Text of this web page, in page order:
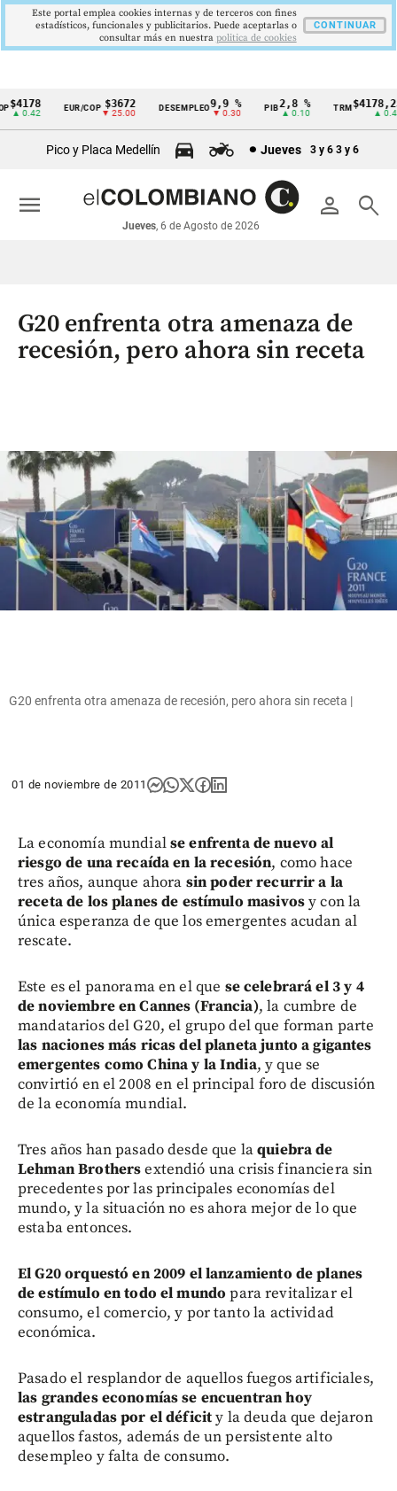
Cintillo
económicos
Colombia
0.42
EUR/COP $3672
▼ 25.00
DESEMPLEO9,9 %
▼ 0.30
2,8 %
▲ 0.10
TRM$4178,23
▲ 0.42
Pico y Placa Medellín Jueves 3 y 6 3 y 6
person search
Jueves, 6 de Agosto de 2026
menu
G20 enfrenta otra amenaza de
recesión, pero ahora sin receta
G20 enfrenta otra amenaza de recesión, pero ahora sin receta |
01 de noviembre de 2011
La economía mundialse enfrenta de nuevo al
riesgo de una recaída en la recesión, como hace
tres años, aunque ahora sin poder recurrir a la
receta de los planes de estímulo masivosy con la
única esperanza de que los emergentes acudan al
rescate.
Este es el panorama en el que se celebrará el 3 y 4
de noviembre en Cannes (Francia), la cumbre de
mandatarios del G20, el grupo del que forman parte
las naciones más ricas del planeta junto a gigantes
emergentes como China y la India, y que se
convirtió en el 2008 en el principal foro de discusión
de la economía mundial.
Tres años han pasado desde que laquiebra de
Lehman Brothersextendió una crisis financiera sin
precedentes por las principales economías del
mundo, y la situación no es ahora mejor de lo que
estaba entonces.
El G20 orquestó en 2009 el lanzamiento de planes
de estímulo en todo el mundo para revitalizar el
consumo, el comercio, y por tanto la actividad
económica.
Pasado el resplandor de aquellos fuegos artificiales,
las grandes economías se encuentran hoy
estranguladas por el déficity la deuda que dejaron
aquellos fastos, además de un persistente alto
desempleo y falta de consumo.
Este portal emplea cookies internas y de terceros con fines
estadísticos, funcionales y publicitarios. Puede aceptarlas o
consultar más en nuestra politica de cookies
CONTINUAR